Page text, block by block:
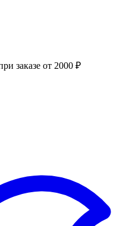
заказе от 2000 ₽